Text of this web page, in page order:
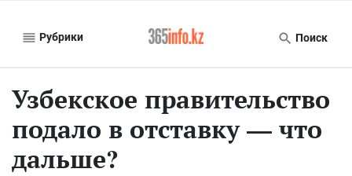
Рубрики Поиск
Узбекское правительство
подало в отставку — что
дальше?